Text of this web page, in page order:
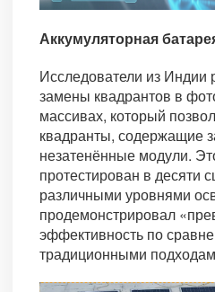
Аккумуляторная
Исследователи из Индии
замены квадрантов в
массивах, который
квадранты, содержащие
незатенённые модули.
протестирован в десяти
различными уровнями
продемонстрировал
эффективность по
традиционными